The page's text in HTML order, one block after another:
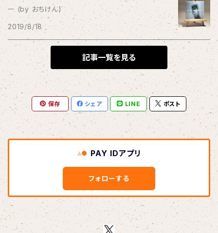
THE BLACK SHANSONS
BLONDnewHALF
Blondy
BOAR HUNTER
bud&harbor
Bulbs Of Passion
B玉
Calme Adiction
ー (by おちけん)
2019/8/18
記事一覧を見る
保存 シェア LINE ポスト
PAY IDアプリ
フォローする